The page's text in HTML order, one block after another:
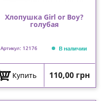
Хлопушка Girl or Boy?
голубая
Артикул: 12176 В наличии
Купить Цена
110,00 грн